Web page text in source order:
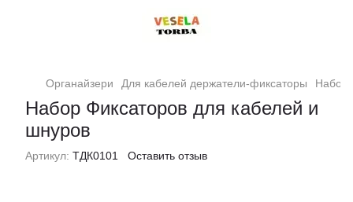
Органайзери Для кабелей держатели-фиксаторы Набор
Набор Фиксаторов для кабелей и
шнуров
Артикул: ТДК0101 Оставить отзыв